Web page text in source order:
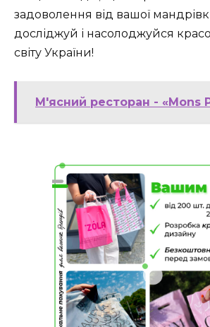
задоволення від вашої
досліджуй і насолоджуйся
світу України!
М'ясний ресторан - «Mons